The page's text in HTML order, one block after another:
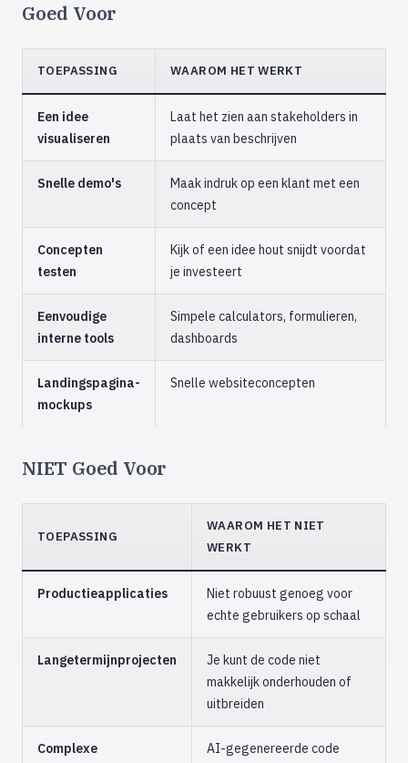
Goed Voor
TOEPASSING WAAROM HET WERKT
Een idee
visualiseren
Laat het zien aan stakeholders in
plaats van beschrijven
Snelle demo's
Maak indruk op een klant met een
concept
Concepten
testen
Kijk of een idee hout snijdt voordat
je investeert
Eenvoudige
interne tools
Simpele calculators, formulieren,
dashboards
Landingspagina-
mockups
Snelle websiteconcepten
NIET Goed Voor
TOEPASSING
WAAROM HET NIET
WERKT
Productieapplicaties
Niet robuust genoeg voor
echte gebruikers op schaal
Langetermijnprojecten
Je kunt de code niet
makkelijk onderhouden of
uitbreiden
Complexe
AI-gegenereerde code